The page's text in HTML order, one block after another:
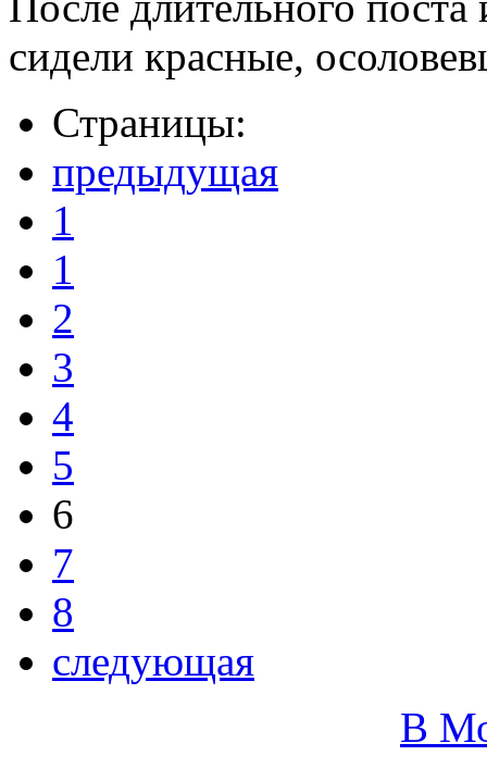
сидели красные,
Страницы:
предыдущая
1
1
2
3
4
5
6
7
8
следующая
В